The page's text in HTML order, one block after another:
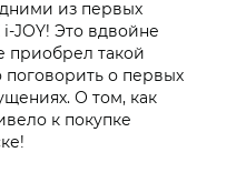
из первых
Это вдвойне
приобрел такой
о первых
О том, как
к покупке